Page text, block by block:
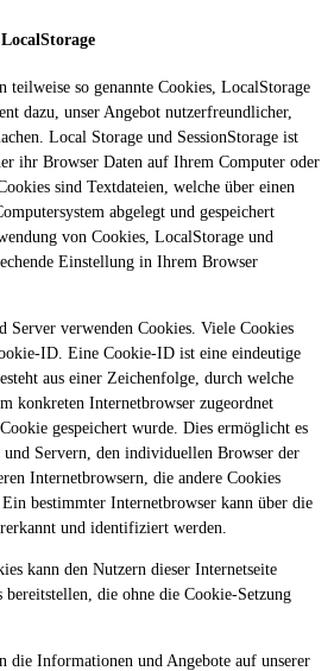
teilweise so genannte Cookies, LocalStorage
dazu, unser Angebot nutzerfreundlicher,
Local Storage und SessionStorage ist
ihr Browser Daten auf Ihrem Computer oder
sind Textdateien, welche über einen
abgelegt und gespeichert
von Cookies, LocalStorage und
Einstellung in Ihrem Browser
Server verwenden Cookies. Viele Cookies
ID. Eine Cookie-ID ist eine eindeutige
aus einer Zeichenfolge, durch welche
konkreten Internetbrowser zugeordnet
gespeichert wurde. Dies ermöglicht es
und Servern, den individuellen Browser der
Internetbrowsern, die andere Cookies
bestimmter Internetbrowser kann über die
und identifiziert werden.
kann den Nutzern dieser Internetseite
die ohne die Cookie-Setzung
die Informationen und Angebote auf unserer